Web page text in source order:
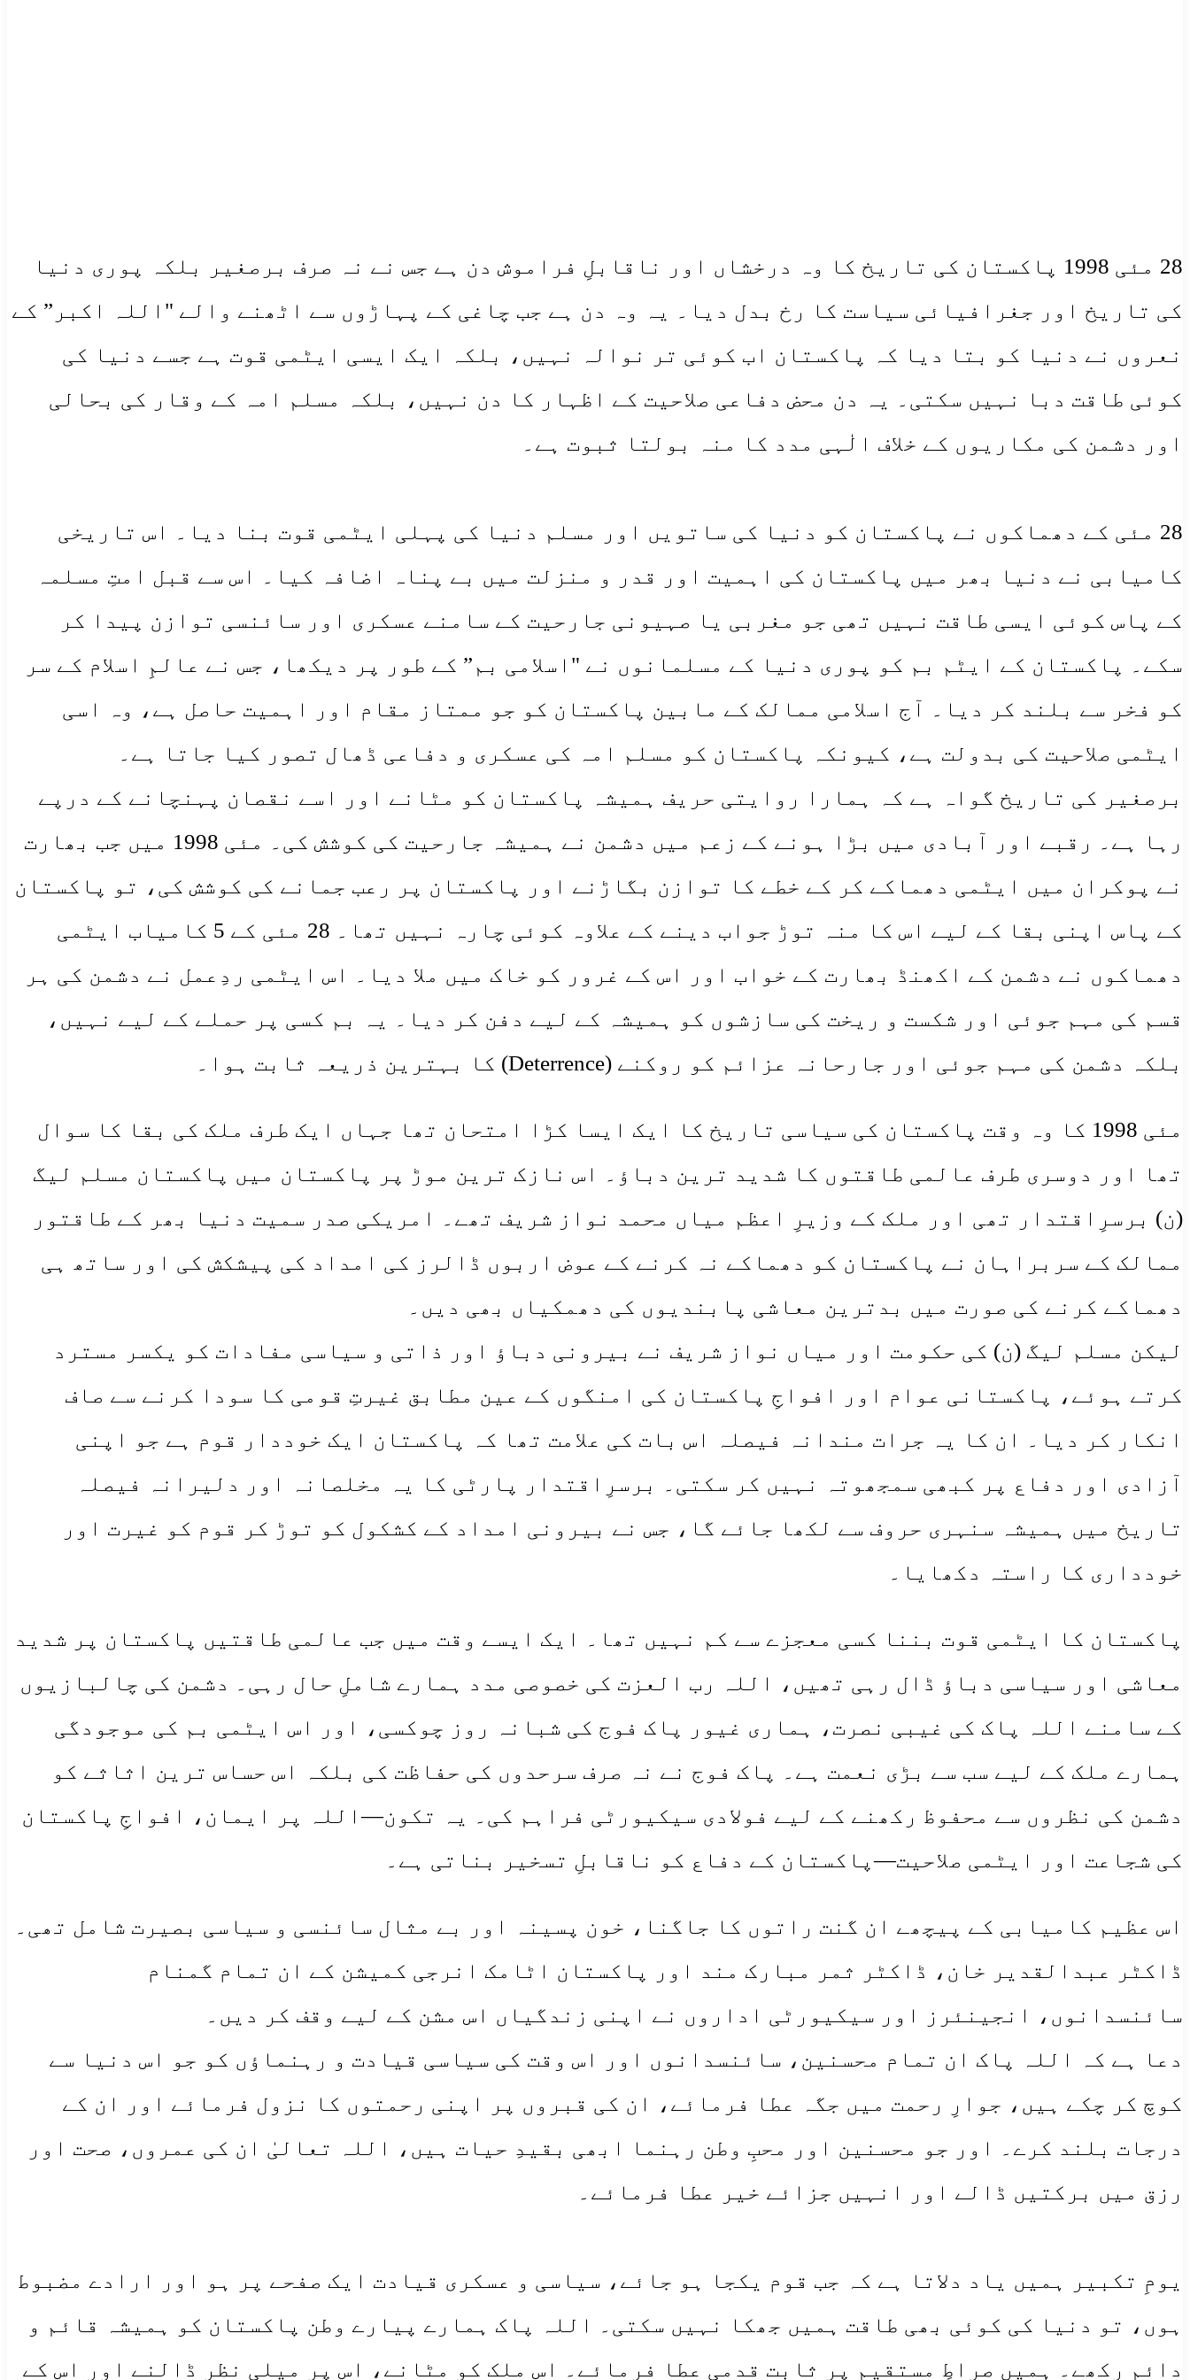
​28 مئی 1998 پاکستان کی تاریخ کا وہ درخشاں اور ناقابلِ فراموش دن ہے جس نے نہ صرف برصغیر بلکہ پوری دنیا
کی تاریخ اور جغرافیائی سیاست کا رخ بدل دیا۔ یہ وہ دن ہے جب چاغی کے پہاڑوں سے اٹھنے والے "اللہ اکبر” کے
نعروں نے دنیا کو بتا دیا کہ پاکستان اب کوئی تر نوالہ نہیں، بلکہ ایک ایسی ایٹمی قوت ہے جسے دنیا کی
کوئی طاقت دبا نہیں سکتی۔ یہ دن محض دفاعی صلاحیت کے اظہار کا دن نہیں، بلکہ مسلم امہ کے وقار کی بحالی
اور دشمن کی مکاریوں کے خلاف الٰہی مدد کا منہ بولتا ثبوت ہے۔
​28 مئی کے دھماکوں نے پاکستان کو دنیا کی ساتویں اور مسلم دنیا کی پہلی ایٹمی قوت بنا دیا۔ اس تاریخی
کامیابی نے دنیا بھر میں پاکستان کی اہمیت اور قدر و منزلت میں بے پناہ اضافہ کیا۔ اس سے قبل امتِ مسلمہ
کے پاس کوئی ایسی طاقت نہیں تھی جو مغربی یا صہیونی جارحیت کے سامنے عسکری اور سائنسی توازن پیدا کر
سکے۔ پاکستان کے ایٹم بم کو پوری دنیا کے مسلمانوں نے "اسلامی بم” کے طور پر دیکھا، جس نے عالمِ اسلام کے سر
کو فخر سے بلند کر دیا۔ آج اسلامی ممالک کے مابین پاکستان کو جو ممتاز مقام اور اہمیت حاصل ہے، وہ اسی
ایٹمی صلاحیت کی بدولت ہے، کیونکہ پاکستان کو مسلم امہ کی عسکری و دفاعی ڈھال تصور کیا جاتا ہے۔
​برصغیر کی تاریخ گواہ ہے کہ ہمارا روایتی حریف ہمیشہ پاکستان کو مٹانے اور اسے نقصان پہنچانے کے درپے
رہا ہے۔ رقبے اور آبادی میں بڑا ہونے کے زعم میں دشمن نے ہمیشہ جارحیت کی کوشش کی۔ مئی 1998 میں جب بھارت
نے پوکران میں ایٹمی دھماکے کر کے خطے کا توازن بگاڑنے اور پاکستان پر رعب جمانے کی کوشش کی، تو پاکستان
کے پاس اپنی بقا کے لیے اس کا منہ توڑ جواب دینے کے علاوہ کوئی چارہ نہیں تھا۔ 28 مئی کے 5 کامیاب ایٹمی
دھماکوں نے دشمن کے اکھنڈ بھارت کے خواب اور اس کے غرور کو خاک میں ملا دیا۔ اس ایٹمی ردِعمل نے دشمن کی ہر
قسم کی مہم جوئی اور شکست و ریخت کی سازشوں کو ہمیشہ کے لیے دفن کر دیا۔ یہ بم کسی پر حملے کے لیے نہیں،
بلکہ دشمن کی مہم جوئی اور جارحانہ عزائم کو روکنے (Deterrence) کا بہترین ذریعہ ثابت ہوا۔
​مئی 1998 کا وہ وقت پاکستان کی سیاسی تاریخ کا ایک ایسا کڑا امتحان تھا جہاں ایک طرف ملک کی بقا کا سوال
تھا اور دوسری طرف عالمی طاقتوں کا شدید ترین دباؤ۔ اس نازک ترین موڑ پر پاکستان میں پاکستان مسلم لیگ
(ن) برسرِاقتدار تھی اور ملک کے وزیرِ اعظم میاں محمد نواز شریف تھے۔ امریکی صدر سمیت دنیا بھر کے طاقتور
ممالک کے سربراہان نے پاکستان کو دھماکے نہ کرنے کے عوض اربوں ڈالرز کی امداد کی پیشکش کی اور ساتھ ہی
دھماکے کرنے کی صورت میں بدترین معاشی پابندیوں کی دھمکیاں بھی دیں۔
​لیکن مسلم لیگ (ن) کی حکومت اور میاں نواز شریف نے بیرونی دباؤ اور ذاتی و سیاسی مفادات کو یکسر مسترد
کرتے ہوئے، پاکستانی عوام اور افواجِ پاکستان کی امنگوں کے عین مطابق غیرتِ قومی کا سودا کرنے سے صاف
انکار کر دیا۔ ان کا یہ جرات مندانہ فیصلہ اس بات کی علامت تھا کہ پاکستان ایک خوددار قوم ہے جو اپنی
آزادی اور دفاع پر کبھی سمجھوتہ نہیں کر سکتی۔ برسرِاقتدار پارٹی کا یہ مخلصانہ اور دلیرانہ فیصلہ
تاریخ میں ہمیشہ سنہری حروف سے لکھا جائے گا، جس نے بیرونی امداد کے کشکول کو توڑ کر قوم کو غیرت اور
خودداری کا راستہ دکھایا۔
​پاکستان کا ایٹمی قوت بننا کسی معجزے سے کم نہیں تھا۔ ایک ایسے وقت میں جب عالمی طاقتیں پاکستان پر شدید
معاشی اور سیاسی دباؤ ڈال رہی تھیں، اللہ رب العزت کی خصوصی مدد ہمارے شاملِ حال رہی۔ دشمن کی چالبازیوں
کے سامنے اللہ پاک کی غیبی نصرت، ہماری غیور پاک فوج کی شبانہ روز چوکسی، اور اس ایٹمی بم کی موجودگی
ہمارے ملک کے لیے سب سے بڑی نعمت ہے۔ پاک فوج نے نہ صرف سرحدوں کی حفاظت کی بلکہ اس حساس ترین اثاثے کو
دشمن کی نظروں سے محفوظ رکھنے کے لیے فولادی سیکیورٹی فراہم کی۔ یہ تکون—اللہ پر ایمان، افواجِ پاکستان
کی شجاعت اور ایٹمی صلاحیت—پاکستان کے دفاع کو ناقابلِ تسخیر بناتی ہے۔
​اس عظیم کامیابی کے پیچھے ان گنت راتوں کا جاگنا، خون پسینہ اور بے مثال سائنسی و سیاسی بصیرت شامل تھی۔
ڈاکٹر عبدالقدیر خان، ڈاکٹر ثمر مبارک مند اور پاکستان اٹامک انرجی کمیشن کے ان تمام گمنام
سائنسدانوں، انجینئرز اور سیکیورٹی اداروں نے اپنی زندگیاں اس مشن کے لیے وقف کر دیں۔
​دعا ہے کہ اللہ پاک ان تمام محسنین، سائنسدانوں اور اس وقت کی سیاسی قیادت و رہنماؤں کو جو اس دنیا سے
کوچ کر چکے ہیں، جوارِ رحمت میں جگہ عطا فرمائے، ان کی قبروں پر اپنی رحمتوں کا نزول فرمائے اور ان کے
درجات بلند کرے۔ اور جو محسنین اور محبِ وطن رہنما ابھی بقیدِ حیات ہیں، اللہ تعالیٰ ان کی عمروں، صحت اور
رزق میں برکتیں ڈالے اور انہیں جزائے خیر عطا فرمائے۔
​یومِ تکبیر ہمیں یاد دلاتا ہے کہ جب قوم یکجا ہو جائے، سیاسی و عسکری قیادت ایک صفحے پر ہو اور ارادے مضبوط
ہوں، تو دنیا کی کوئی بھی طاقت ہمیں جھکا نہیں سکتی۔ اللہ پاک ہمارے پیارے وطن پاکستان کو ہمیشہ قائم و
دائم رکھے۔ ہمیں صراطِ مستقیم پر ثابت قدمی عطا فرمائے۔ اس ملک کو مٹانے، اس پر میلی نظر ڈالنے اور اس کے